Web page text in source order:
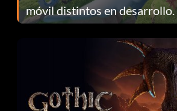
móvil distintos en desarrollo.
continuación te explicamos